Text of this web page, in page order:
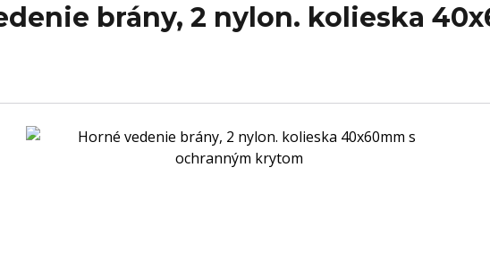
brány, 2 nylon. kolieska